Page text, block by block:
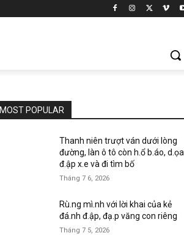
MOST POPULAR
Thanh niên trượt ván dưới lòng
đường, làn ô tô còn h.ổ b.áo, d.ọa
đ.ập x.e và đi tìm bố
Tháng 7 6, 2026
Rù.ng mì.nh với lời khai của kẻ
đá.nh đ.ập, đạ.p văng con riêng
Tháng 7 5, 2026